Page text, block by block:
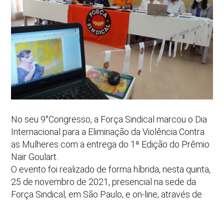
No seu 9°Congresso, a Força Sindical marcou o Dia
Internacional para a Eliminação da Violência Contra
as Mulheres com a entrega do 1ª Edição do Prêmio
Nair Goulart.
O evento foi realizado de forma híbrida, nesta quinta,
25 de novembro de 2021, presencial na sede da
Força Sindical, em São Paulo, e on-line, através de